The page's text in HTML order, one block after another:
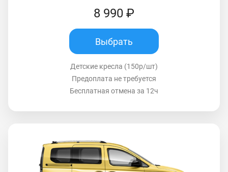
8 990 ₽
Выбрать
Детские кресла (150р/шт)
Предоплата не требуется
Бесплатная отмена за 12ч